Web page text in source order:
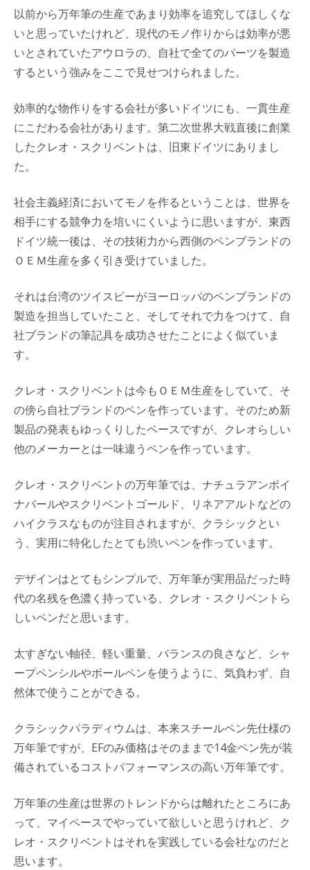
以前から万年筆の生産であまり効率を追究してほしくな
いと思っていたけれど、現代のモノ作りからは効率が悪
いとされていたアウロラの、自社で全てのパーツを製造
するという強みをここで見せつけられました。
効率的な物作りをする会社が多いドイツにも、一貫生産
にこだわる会社があります。第二次世界大戦直後に創業
したクレオ・スクリベントは、旧東ドイツにありまし
た。
社会主義経済においてモノを作るということは、世界を
相手にする競争力を培いにくいように思いますが、東西
ドイツ統一後は、その技術力から西側のペンブランドの
ＯＥＭ生産を多く引き受けていました。
それは台湾のツイスビーがヨーロッパのペンブランドの
製造を担当していたこと、そしてそれで力をつけて、自
社ブランドの筆記具を成功させたことによく似ていま
す。
クレオ・スクリベントは今もＯＥＭ生産をしていて、そ
の傍ら自社ブランドのペンを作っています。そのため新
製品の発表もゆっくりしたペースですが、クレオらしい
他のメーカーとは一味違うペンを作っています。
クレオ・スクリベントの万年筆では、ナチュラアンボイ
ナバールやスクリベントゴールド、リネアアルトなどの
ハイクラスなものが注目されますが、クラシックとい
う、実用に特化したとても渋いペンを作っています。
デザインはとてもシンプルで、万年筆が実用品だった時
代の名残を色濃く持っている、クレオ・スクリベントら
しいペンだと思います。
太すぎない軸径、軽い重量、バランスの良さなど、シャ
ープペンシルやボールペンを使うように、気負わず、自
然体で使うことができる。
クラシックパラディウムは、本来スチールペン先仕様の
万年筆ですが、EFのみ価格はそのままで14金ペン先が装
備されているコストパフォーマンスの高い万年筆です。
万年筆の生産は世界のトレンドからは離れたところにあ
って、マイペースでやっていて欲しいと思うけれど、ク
レオ・スクリベントはそれを実践している会社なのだと
思います。